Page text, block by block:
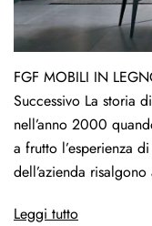
FGF MOBILI IN
Successivo La storia
nell’anno 2000
a frutto l’esperienza
dell’azienda
Leggi tutto